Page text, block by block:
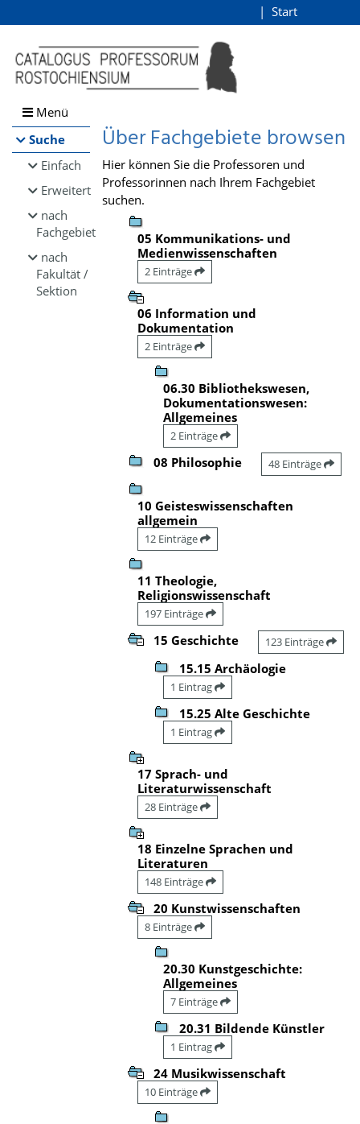
Browsen
direkt zum Inhalt
Start
Menü
Suche
Einfach
Erweitert
nach
Fachgebiet
nach
Fakultät /
Sektion
Über Fachgebiete browsen
Hier können Sie die Professoren und
Professorinnen nach Ihrem Fachgebiet
suchen.
05 Kommunikations- und
Medienwissenschaften
2 Einträge
06 Information und
Dokumentation
2 Einträge
06.30 Bibliothekswesen,
Dokumentationswesen:
Allgemeines
2 Einträge
08 Philosophie 48 Einträge
10 Geisteswissenschaften
allgemein
12 Einträge
11 Theologie,
Religionswissenschaft
197 Einträge
15 Geschichte 123 Einträge
15.15 Archäologie
1 Eintrag
15.25 Alte Geschichte
1 Eintrag
17 Sprach- und
Literaturwissenschaft
28 Einträge
18 Einzelne Sprachen und
Literaturen
148 Einträge
20 Kunstwissenschaften
8 Einträge
20.30 Kunstgeschichte:
Allgemeines
7 Einträge
20.31 Bildende Künstler
1 Eintrag
24 Musikwissenschaft
10 Einträge